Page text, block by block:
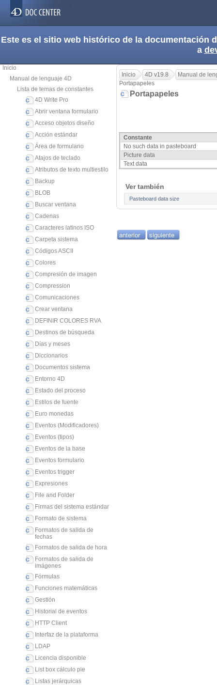
Este es el sitio web histórico de la documentación
a
Inicio
Manual de lenguaje 4D
Lista de temas de constantes
4D Write Pro
Abrir ventana formulario
Acceso objetos diseño
Acción estándar
Área de formulario
Atajos de teclado
Atributos de texto multiestilo
Backup
BLOB
Buscar ventana
Cadenas
Caracteres latinos ISO
Carpeta sistema
Códigos ASCII
Colores
Compresión de imagen
Compression
Comunicaciones
Crear ventana
DEFINIR COLORES RVA
Destinos de búsqueda
Días y meses
Diccionarios
Documentos sistema
Entorno 4D
Estado del proceso
Estilos de fuente
Euro monedas
Eventos (Modificadores)
Eventos (tipos)
Eventos de la base
Eventos formulario
Eventos trigger
Expresiones
File and Folder
Firmas del sistema estándar
Formato de sistema
Formatos de salida de
fechas
Formatos de salida de hora
Formatos de salida de
imágenes
Fórmulas
Funciones matemáticas
Gestión
Historial de eventos
HTTP Client
Interfaz de la plataforma
LDAP
Licencia disponible
List box cálculo pie
Listas jerárquicas
Inicio 4D v19.8
Manual de
Portapapeles
Portapapeles
Constante
No such data in pasteboard
Picture data
Text data
Ver también
Pasteboard data size
anterior siguiente